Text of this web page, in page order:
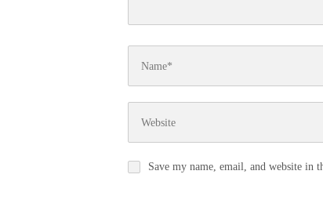
Save my name, email, and website in